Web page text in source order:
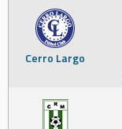
Cerro Largo